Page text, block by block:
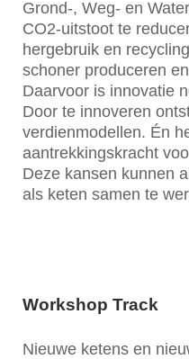
Grond-, Weg- en
CO2-uitstoot te
hergebruik en
schoner produceren
Daarvoor is innovatie
Door te innoveren
verdienmodellen. Én
aantrekkingskracht
Deze kansen kunnen
als keten samen te
Workshop Track
Nieuwe ketens en